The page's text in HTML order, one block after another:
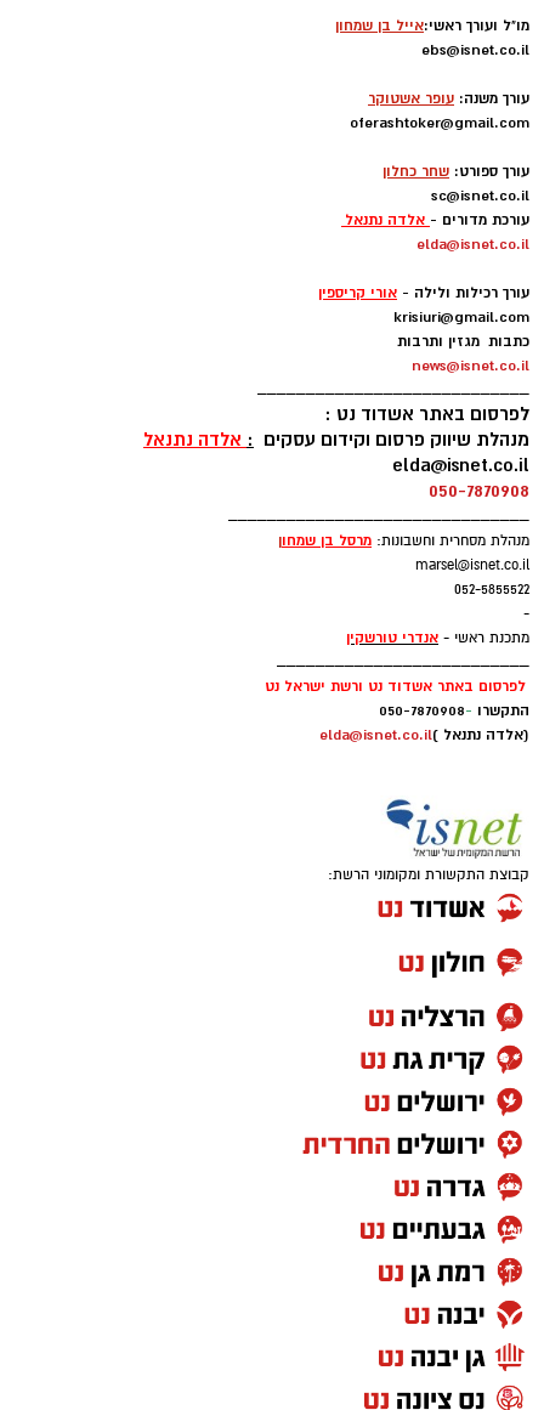
מו"ל ועורך ראשי:אייל בן שמחון
ebs@isnet.co.il
עורך משנה: עופר אשטוקר
oferashtoker@gmail.com
עורך ספורט: שחר כחלון
sc@isnet.co.il
עורכת מדורים - אלדה נתנאל
elda@isnet.co.il
עורך רכילות ולילה - אורי קריספין
krisiuri@gmail.com
כתבות מגזין ותרבות
news@isnet.co.il
____________________________
לפרסום באתר אשדוד נט :
מנהלת שיווק פרסום וקידום עסקים : אלדה נתנאל
elda@isnet.co.il
050-7870908
_______________________________
מנהלת מסחרית וחשבונות: מרסל בן שמחון
marsel@isnet.co.il
052-5855522
-
מתכנת ראשי - אנדרי טורשקין
__________________________
לפרסום באתר אשדוד נט ורשת ישראל נט
התקשרו -
050-7870908
(אלדה נתנאל )elda@isnet.co.il
קבוצת התקשורת ומקומוני הרשת: